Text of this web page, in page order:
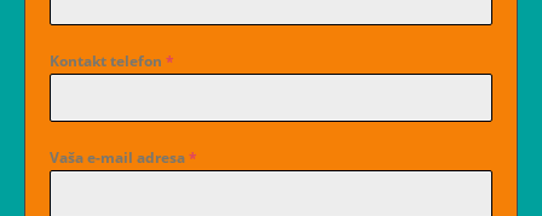
Kontakt telefon *
Vaša e-mail adresa*